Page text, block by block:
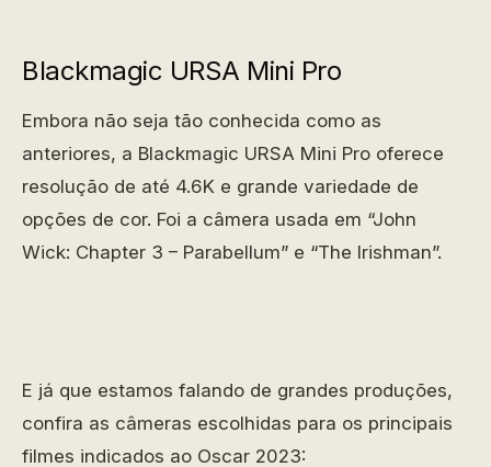
Blackmagic URSA Mini Pro
Embora não seja tão conhecida como as
anteriores, a Blackmagic URSA Mini Pro oferece
resolução de até 4.6K e grande variedade de
opções de cor. Foi a câmera usada em “John
Wick: Chapter 3 – Parabellum” e “The Irishman”.
E já que estamos falando de grandes produções,
confira as câmeras escolhidas para os principais
filmes indicados ao Oscar 2023: